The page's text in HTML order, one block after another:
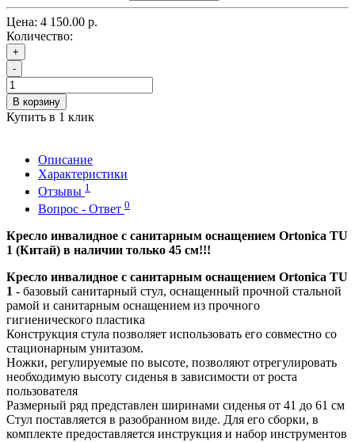
Цена: 4 150.00 р.
Количество:
+
-
В корзину
Купить в 1 клик
Описание
Характеристики
Отзывы 1
Вопрос - Ответ 0
Кресло инвалидное с санитарным оснащением Ortonica TU
1 (Китай) в наличии только 45 см!!!
Кресло инвалидное с санитарным оснащением Ortonica TU
1 - базовый санитарный стул, оснащенный прочной стальной
рамой и санитарным оснащением из прочного
гигиенического пластика
Конструкция стула позволяет использовать его совместно со
стационарным унитазом.
Ножки, регулируемые по высоте, позволяют отрегулировать
необходимую высоту сиденья в зависимости от роста
пользователя
Размерный ряд представлен ширинами сиденья от 41 до 61 см
Стул поставляется в разобранном виде. Для его сборки, в
комплекте предоставляется инструкция и набор инструментов